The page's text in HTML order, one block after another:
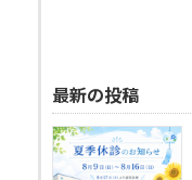
最新の投稿